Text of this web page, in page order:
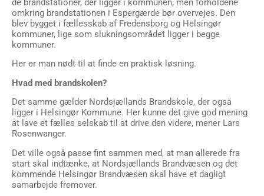
de brandstationer, der ligger i kommunen, men forholdene
omkring brandstationen i Espergærde bør overvejes. Den
blev bygget i fællesskab af Fredensborg og Helsingør
kommuner, lige som slukningsområdet ligger i begge
kommuner.
Her er man nødt til at finde en praktisk løsning.
Hvad med brandskolen?
Det samme gælder Nordsjællands Brandskole, der også
ligger i Helsingør Kommune. Her kunne det give god mening
at lave et fælles selskab til at drive den videre, mener Lars
Rosenwanger.
Det ville også passe fint sammen med, at man allerede fra
start skal indtænke, at Nordsjællands Brandvæsen og det
kommende Helsingør Brandvæsen skal have et dagligt
samarbejde fremover.